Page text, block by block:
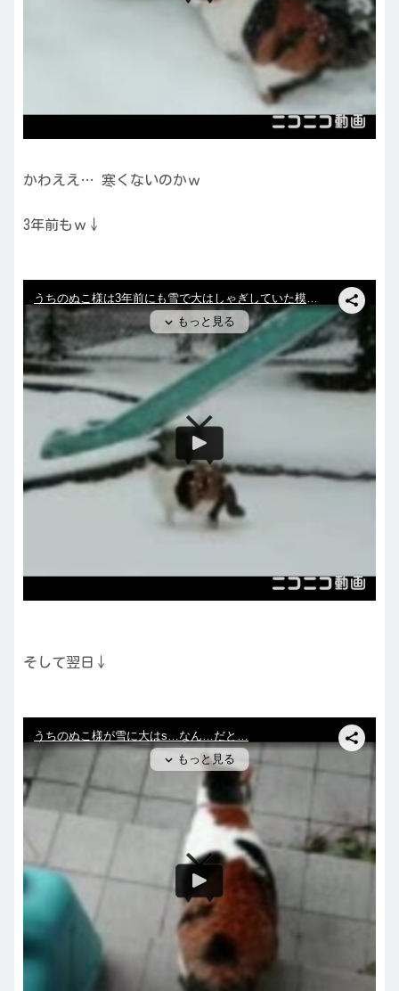
かわええ… 寒くないのかｗ
3年前もｗ↓
そして翌日↓